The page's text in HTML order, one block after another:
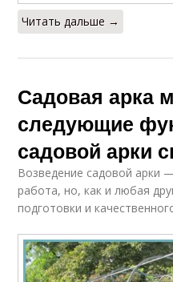
Читать дальше →
Садовая арка
следующие
садовой арки
Возведение садовой арки
работа, но, как и любая
подготовки и